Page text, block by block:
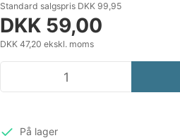
Standard salgspris DKK 99,95
DKK 59,00
DKK 47,20 ekskl. moms
På lager